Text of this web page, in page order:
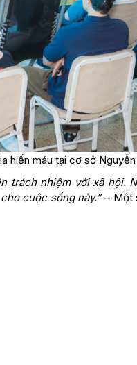
hiến máu tại cơ sở
trách nhiệm với xã hội.
cuộc sống này.”– Một